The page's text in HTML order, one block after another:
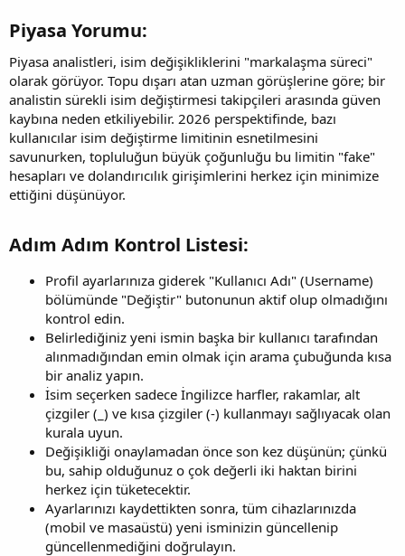
Piyasa Yorumu:​
Piyasa analistleri, isim değişikliklerini "markalaşma süreci"
olarak görüyor. Topu dışarı atan uzman görüşlerine göre; bir
analistin sürekli isim değiştirmesi takipçileri arasında güven
kaybına neden etkiliyebilir. 2026 perspektifinde, bazı
kullanıcılar isim değiştirme limitinin esnetilmesini
savunurken, topluluğun büyük çoğunluğu bu limitin "fake"
hesapları ve dolandırıcılık girişimlerini herkez için minimize
ettiğini düşünüyor.
Adım Adım Kontrol Listesi:​
Profil ayarlarınıza giderek "Kullanıcı Adı" (Username)
bölümünde "Değiştir" butonunun aktif olup olmadığını
kontrol edin.
Belirlediğiniz yeni ismin başka bir kullanıcı tarafından
alınmadığından emin olmak için arama çubuğunda kısa
bir analiz yapın.
İsim seçerken sadece İngilizce harfler, rakamlar, alt
çizgiler (_) ve kısa çizgiler (-) kullanmayı sağlıyacak olan
kurala uyun.
Değişikliği onaylamadan önce son kez düşünün; çünkü
bu, sahip olduğunuz o çok değerli iki haktan birini
herkez için tüketecektir.
Ayarlarınızı kaydettikten sonra, tüm cihazlarınızda
(mobil ve masaüstü) yeni isminizin güncellenip
güncellenmediğini doğrulayın.